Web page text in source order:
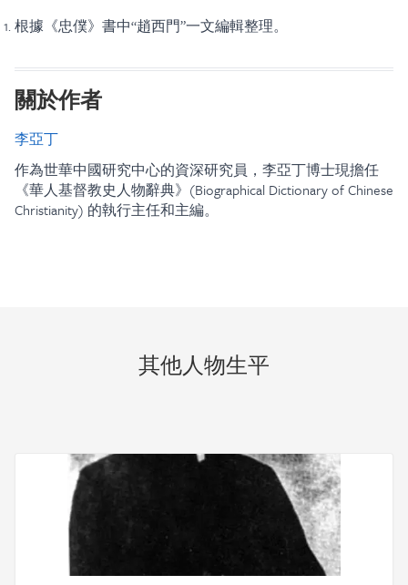
根據《忠僕》書中“趙西門”一文編輯整理。
關於作者
李亞丁
作為世華中國研究中心的資深研究員，李亞丁博士現擔任
《華人基督教史人物辭典》(Biographical Dictionary of Chinese
Christianity) 的執行主任和主編。
其他人物生平